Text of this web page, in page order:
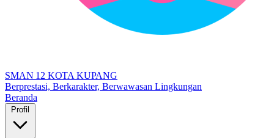
SMAN 12 KOTA KUPANG
Berprestasi, Berkarakter, Berwawasan Lingkungan
Beranda